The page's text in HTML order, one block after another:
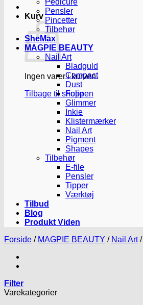
Kurv
Ingen varer i kurven.
Tilbage til shoppen
Pedicure
Pensler
Pincetter
Tilbehør
SheMax
MAGPIE BEAUTY
Nail Art
Bladguld
Compact
Dust
Folie
Glimmer
Inkie
Klistermærker
Nail Art
Pigment
Shapes
Tilbehør
E-file
Pensler
Tipper
Værktøj
Tilbud
Blog
Produkt Viden
Forside / MAGPIE BEAUTY / Nail Art /
Filter
Varekategorier